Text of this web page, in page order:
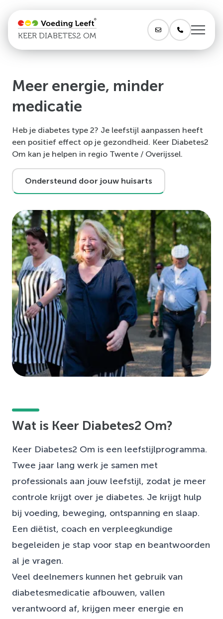
KEER DIABETES2 OM
Meer energie, minder
medicatie
Heb je diabetes type 2? Je leefstijl aanpassen heeft
een positief effect op je gezondheid. Keer Diabetes2
Om kan je helpen in regio Twente / Overijssel.
Ondersteund door jouw huisarts
Wat is Keer Diabetes2 Om?
Keer Diabetes2 Om is een leefstijlprogramma.
Twee jaar lang werk je samen met
professionals aan jouw leefstijl, zodat je meer
controle krijgt over je diabetes. Je krijgt hulp
bij voeding, beweging, ontspanning en slaap.
Een diëtist, coach en verpleegkundige
begeleiden je stap voor stap en beantwoorden
al je vragen.
Veel deelnemers kunnen het gebruik van
diabetesmedicatie afbouwen, vallen
verantwoord af, krijgen meer energie en